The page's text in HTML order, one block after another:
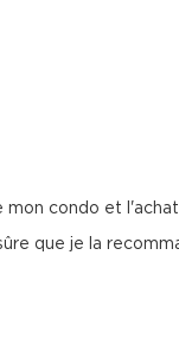
condo et
que je la